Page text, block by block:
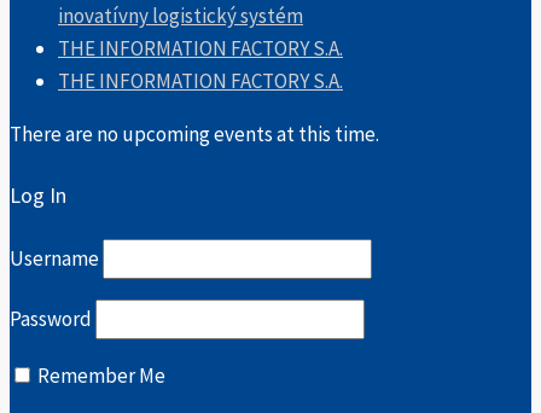
inovatívny logistický systém
THE INFORMATION FACTORY S.A.
THE INFORMATION FACTORY S.A.
There are no upcoming events at this time.
Log In
Username
Password
Remember Me